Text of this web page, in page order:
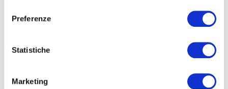
Preferenze
Statistiche
Marketing